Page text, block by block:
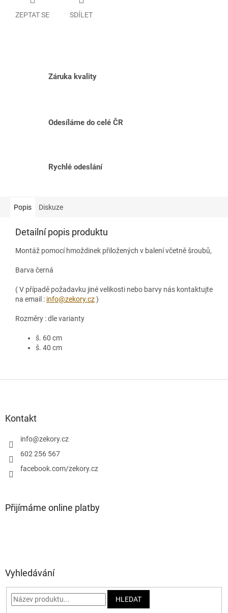
ZEPTAT SE SDÍLET
Záruka kvality
Odesíláme do celé ČR
Rychlé odeslání
Popis Diskuze
Detailní popis produktu
Montáž pomocí hmoždinek přiložených v balení včetně šroubů,
Barva černá
( V případě požadavku jiné velikosti nebo barvy nás kontaktujte
na email : info@zekory.cz)
Rozměry : dle varianty
š. 60 cm
š. 40 cm
Kontakt
info@zekory.cz
602 256 567
facebook.com/zekory.cz
Přijímáme online platby
Vyhledávání
HLEDAT